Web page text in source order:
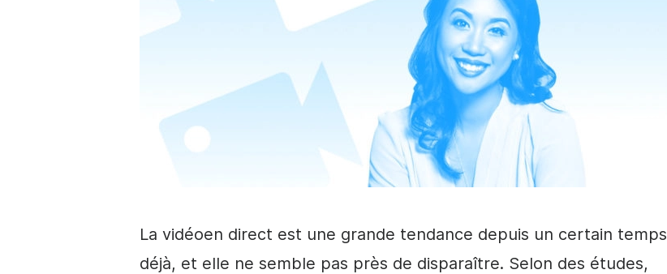
La vidéoen direct est une grande tendance depuis un certain temps
déjà, et elle ne semble pas près de disparaître. Selon des études,